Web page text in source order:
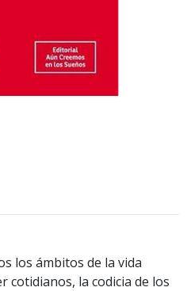
los ámbitos de la vida
cotidianos, la codicia de los